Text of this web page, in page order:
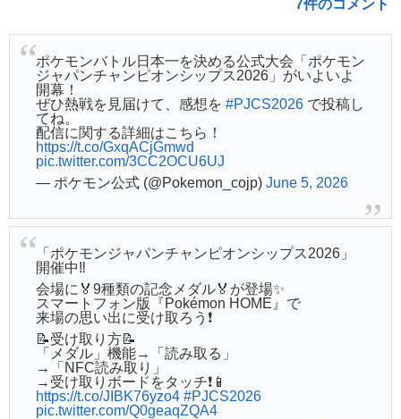
7件のコメント
ポケモンバトル日本一を決める公式大会「ポケモン
ジャパンチャンピオンシップス2026」がいよいよ
開幕！
ぜひ熱戦を見届けて、感想を #PJCS2026で投稿し
てね。
配信に関する詳細はこちら！
https://t.co/GxqACjGmwd
pic.twitter.com/3CC2OCU6UJ
— ポケモン公式 (@Pokemon_cojp) June 5, 2026
「ポケモンジャパンチャンピオンシップス2026」
開催中‼️
会場に🏅9種類の記念メダル🏅が登場✨
スマートフォン版『Pokémon HOME』で
来場の思い出に受け取ろう❗️
📝受け取り方📝
「メダル」機能→「読み取る」
→「NFC読み取り」
→受け取りボードをタッチ❗️📱
https://t.co/JIBK76yzo4 #PJCS2026
pic.twitter.com/Q0geaqZQA4